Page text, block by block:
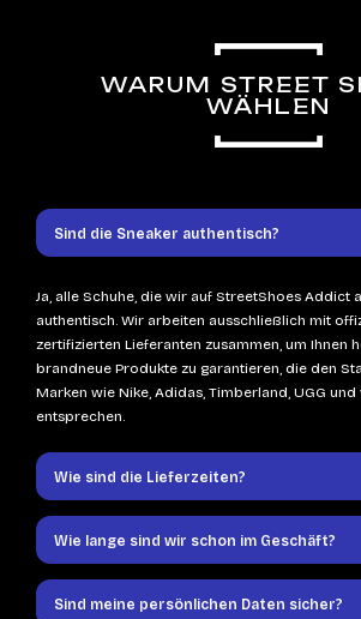
WARUM STREET
WÄHLEN
Sind die Sneaker authentisch?
Ja, alle Schuhe, die wir auf StreetShoes Addict
authentisch. Wir arbeiten ausschließlich mit
zertifizierten Lieferanten zusammen, um Ihnen
brandneue Produkte zu garantieren, die den
Marken wie Nike, Adidas, Timberland, UGG
entsprechen.
Wie sind die Lieferzeiten?
Wie lange sind wir schon im Geschäft?
Sind meine persönlichen Daten sicher?